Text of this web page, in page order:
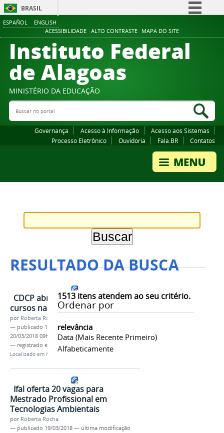
ESPAÑOL ENGLISH
ACESSIBILIDADE ALTO CONTRASTE MAPA DO SITE
BRASIL
Comunica BR
Participe
Canais
Instituto Federal
de Alagoas
MINISTÉRIO DA EDUCAÇÃO
Buscar no portal
Governança Acesso à Informação
Acesso aos Sistemas
Processo Eletrônico
Ouvidoria Fala.BR Contatos
RESULTADO DA BUSCA
1513itens atendem ao seu critério.
Ordenar por
relevância
Data (mais Recente Primeiro)
Alfabeticamente
CDCP abre pré-inscrições para
cursos na área de contratação
por Roberta Rocha
— publicado 19/03/2018—última modificação
20/03/2018 09h05
— registrado em:
Servidor Mais
Localizado em Notícias
Ifal oferta 20 vagas para
Mestrado Profissional em
Tecnologias Ambientais
por Roberta Rocha
— publicado 19/03/2018 — última modificação